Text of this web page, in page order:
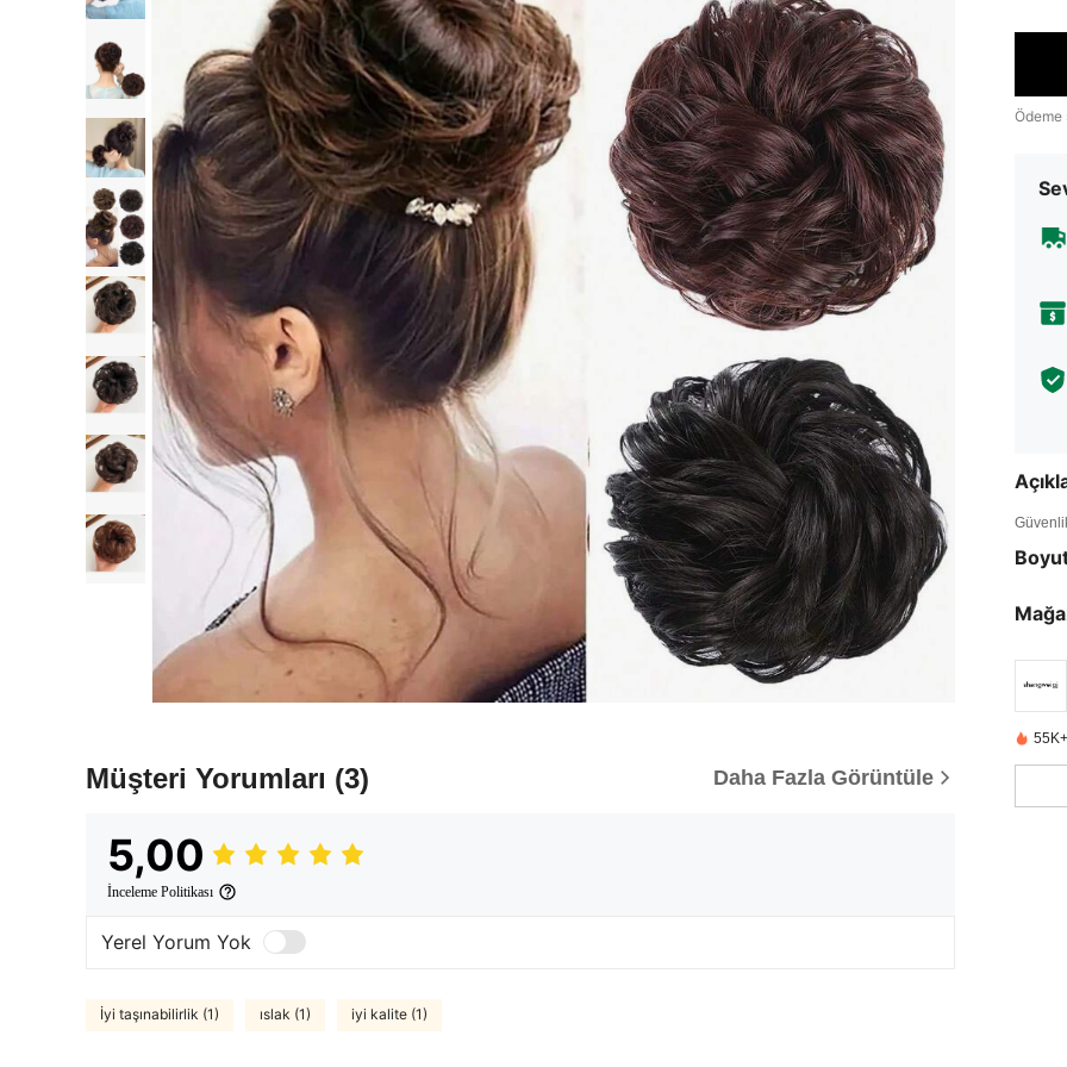
Müşteri Yorumları (3) Daha Fazla Görüntüle
5,00
İnceleme Politikası
Yerel Yorum Yok
İyi taşınabilirlik (1) ıslak (1) iyi kalite (1)
Ödeme